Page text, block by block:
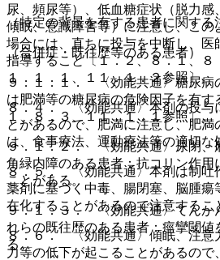
（特定の背景を有する患者に関する
（合併症・既往歴等のある患者）
９．１．１． 〈効能共通〉糖尿病
は肥満等の糖尿病の危険因子を有す
１、８．３、１１．１．１参照〕。
９．１．２． 〈効能共通〉尿閉、
角緑内障のある患者：抗コリン作用
ことがある。
９．１．３． 〈効能共通〉てんか
れらの既往歴のある患者：痙攣閾値
る。
尿、頻尿等）、低血糖症状（脱力感
傾眠、意識障害等）に注意し、この
場合には、直ちに投与を中断し、医
指導すること〔１．２、８．１、８
１．１．１、１１．１．２参照〕。
８．４． 〈効能共通〉本剤の投与
とがあるので、肥満に注意し、肥満
は、食事療法、運動療法等の適切な
８．５． 〈効能共通〉本剤は制吐
薬剤に基づく中毒、腸閉塞、脳腫瘍
在化することがあるので注意するこ
８．６． 〈効能共通〉傾眠、注意
力等の低下が起こることがあるので